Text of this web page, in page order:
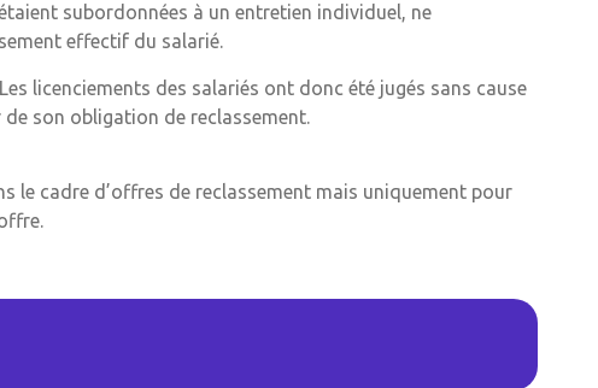
subordonnées à un entretien individuel, ne
effectif du salarié.
licenciements des salariés ont donc été jugés sans cause
son obligation de reclassement.
le cadre d’offres de reclassement mais uniquement pour